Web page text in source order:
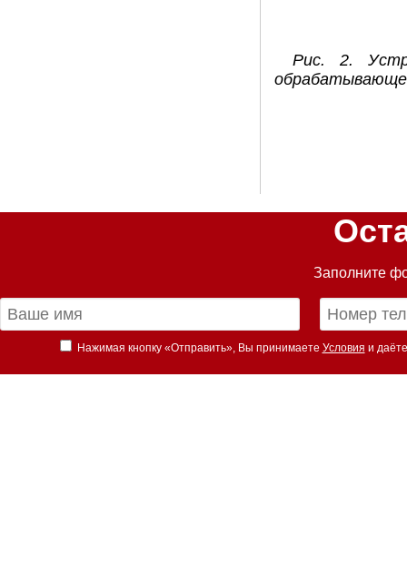
Рис. 2.
Заполните
Нажимая кнопку «Отправить», Вы принимаете Условия и